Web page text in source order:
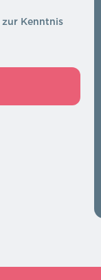
zur Kenntnis